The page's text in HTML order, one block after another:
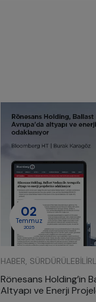
02
Temmuz
2025
HABER,
Rönesans Holding’in
Altyapı ve Enerji